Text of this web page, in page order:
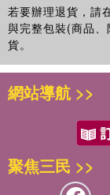
between the two.
若要辦理退貨，請
與完整包裝(商品
貨。
網站導航 >>
聚焦三民 >>